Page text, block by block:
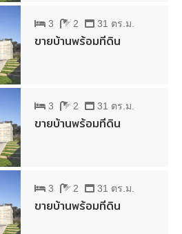
3 2 31 ตร.ม.
ขายบ้านพร้อมที่ดิน
3 2 31 ตร.ม.
ขายบ้านพร้อมที่ดิน
3 2 31 ตร.ม.
ขายบ้านพร้อมที่ดิน